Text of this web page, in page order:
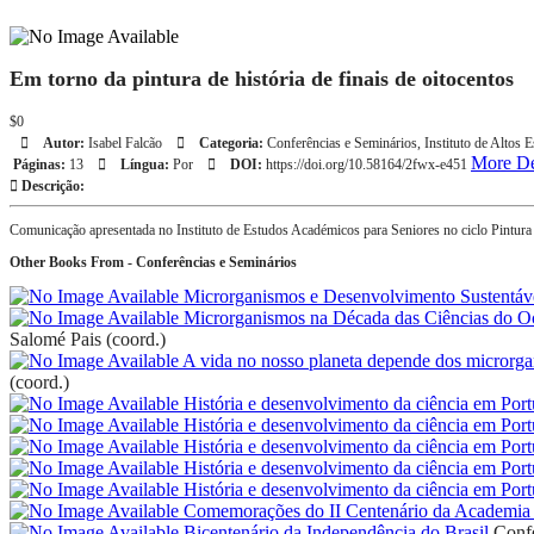
Em torno da pintura de história de finais de oitocentos
$0
Autor: Isabel Falcão Categoria: Conferências e Seminários, Instituto de Altos
Páginas: 13 Língua: Por DOI: https://doi.org/10.58164/2fwx-e451 More
Descrição:
Comunicação apresentada no Instituto de Estudos Académicos para Seniores no ciclo
Other Books From - Conferências e Seminários
Microrganismos e Desenvolvimento
Microrganismos na Década das Ciências do
Salomé Pais (coord.)
A vida no nosso planeta depende dos
(coord.)
História e desenvolvimento da ciência em
História e desenvolvimento da ciência em
História e desenvolvimento da ciência em
História e desenvolvimento da ciência em
História e desenvolvimento da ciência em
Comemorações do II Centenário da